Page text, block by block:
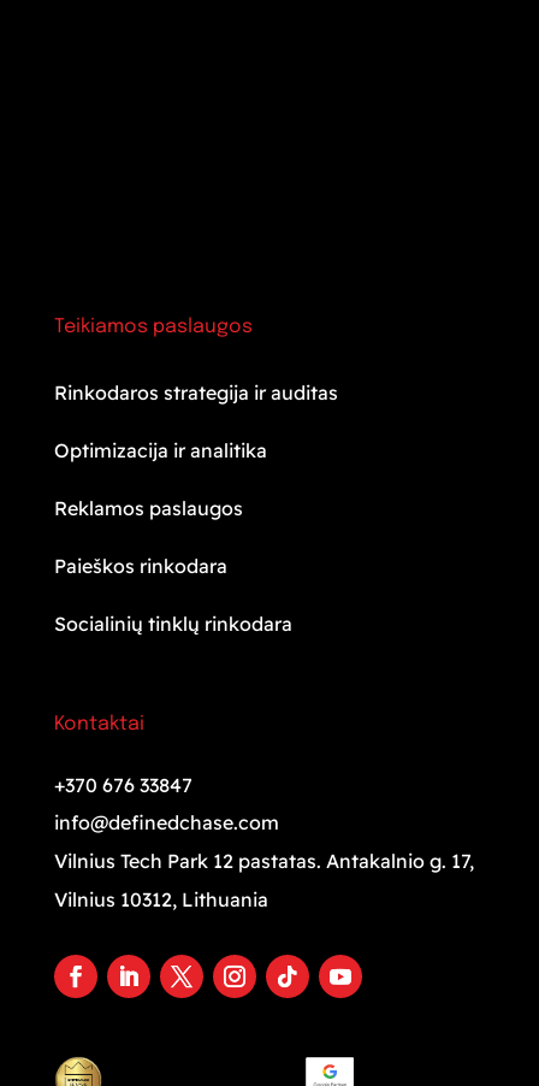
Teikiamos paslaugos
Rinkodaros strategija ir auditas
Optimizacija ir analitika
Reklamos paslaugos
Paieškos rinkodara
Socialinių tinklų rinkodara
Kontaktai
+370 676 33847
info@definedchase.com
Vilnius Tech Park 12 pastatas. Antakalnio g. 17,
Vilnius 10312, Lithuania